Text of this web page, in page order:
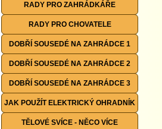
RADY PRO ZAHRÁDKÁŘE
RADY PRO CHOVATELE
DOBŘÍ SOUSEDÉ NA ZAHRÁDCE 1
DOBŘÍ SOUSEDÉ NA ZAHRÁDCE 2
DOBŘÍ SOUSEDÉ NA ZAHRÁDCE 3
JAK POUŽÍT ELEKTRICKÝ OHRADNÍK
TĚLOVÉ SVÍCE - NĚCO VÍCE